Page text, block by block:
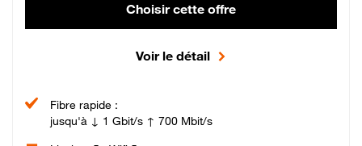
Choisir cette offre
Voir le détail
Fibre rapide :
jusqu'à ↓ 1 Gbit/s ↑ 700 Mbit/s